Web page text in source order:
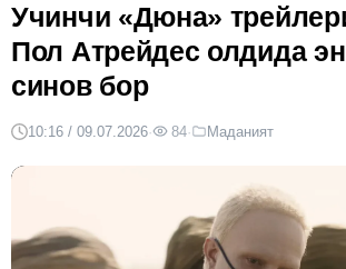
Учинчи «Дюна»
Пол Атрейдес олдида
синов бор
10:16 / 09.07.2026· 84· Маданият